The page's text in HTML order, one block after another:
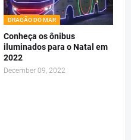
DRAGÃO DO MAR
Conheça os ônibus
iluminados para o Natal em
2022
December 09, 2022